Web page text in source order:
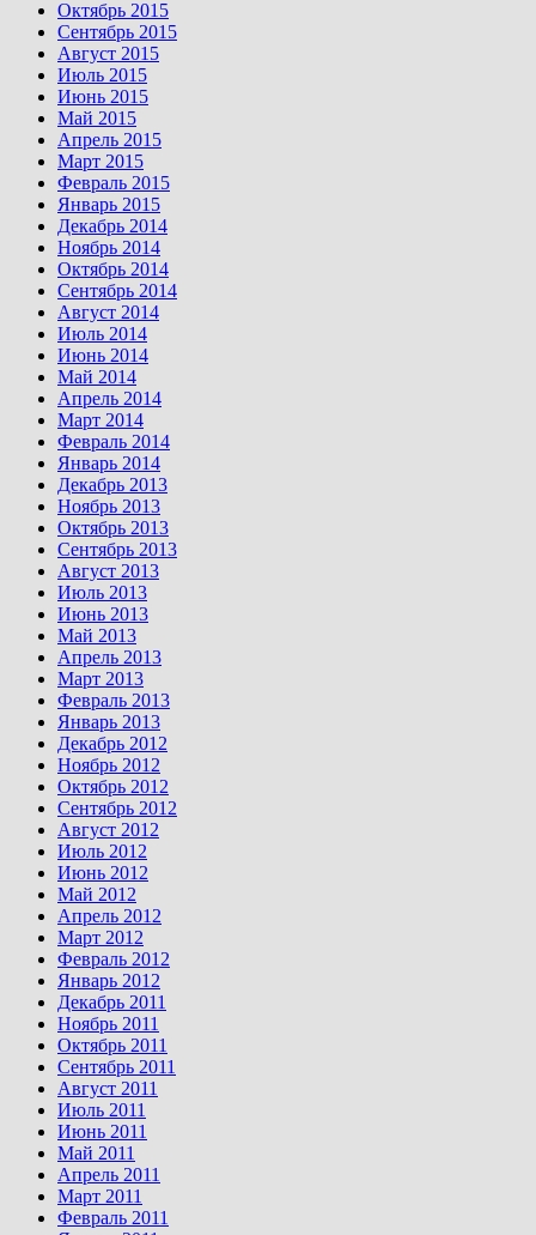
Октябрь 2015
Сентябрь 2015
Август 2015
Июль 2015
Июнь 2015
Май 2015
Апрель 2015
Март 2015
Февраль 2015
Январь 2015
Декабрь 2014
Ноябрь 2014
Октябрь 2014
Сентябрь 2014
Август 2014
Июль 2014
Июнь 2014
Май 2014
Апрель 2014
Март 2014
Февраль 2014
Январь 2014
Декабрь 2013
Ноябрь 2013
Октябрь 2013
Сентябрь 2013
Август 2013
Июль 2013
Июнь 2013
Май 2013
Апрель 2013
Март 2013
Февраль 2013
Январь 2013
Декабрь 2012
Ноябрь 2012
Октябрь 2012
Сентябрь 2012
Август 2012
Июль 2012
Июнь 2012
Май 2012
Апрель 2012
Март 2012
Февраль 2012
Январь 2012
Декабрь 2011
Ноябрь 2011
Октябрь 2011
Сентябрь 2011
Август 2011
Июль 2011
Июнь 2011
Май 2011
Апрель 2011
Март 2011
Февраль 2011